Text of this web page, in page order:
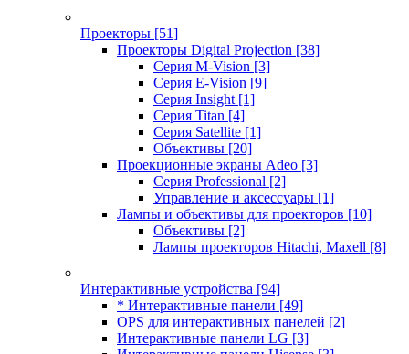
Проекторы [51]
Проекторы Digital Projection [38]
Серия M-Vision [3]
Серия E-Vision [9]
Серия Insight [1]
Серия Titan [4]
Серия Satellite [1]
Объективы [20]
Проекционные экраны Adeo [3]
Серия Professional [2]
Управление и аксессуары [1]
Лампы и объективы для проекторов [10]
Объективы [2]
Лампы проекторов Hitachi, Maxell [8]
Интерактивные устройства [94]
* Интерактивные панели [49]
OPS для интерактивных панелей [2]
Интерактивные панели LG [3]